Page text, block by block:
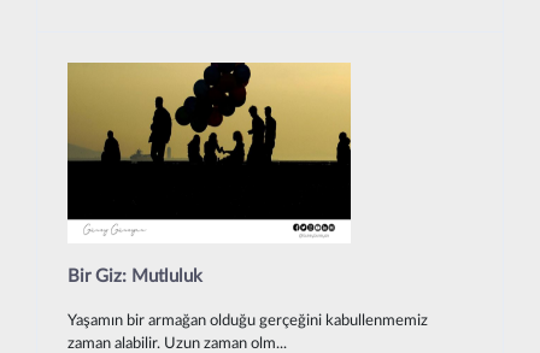
Bir Giz: Mutluluk
Yaşamın bir armağan olduğu gerçeğini kabullenmemiz
zaman alabilir. Uzun zaman olm...